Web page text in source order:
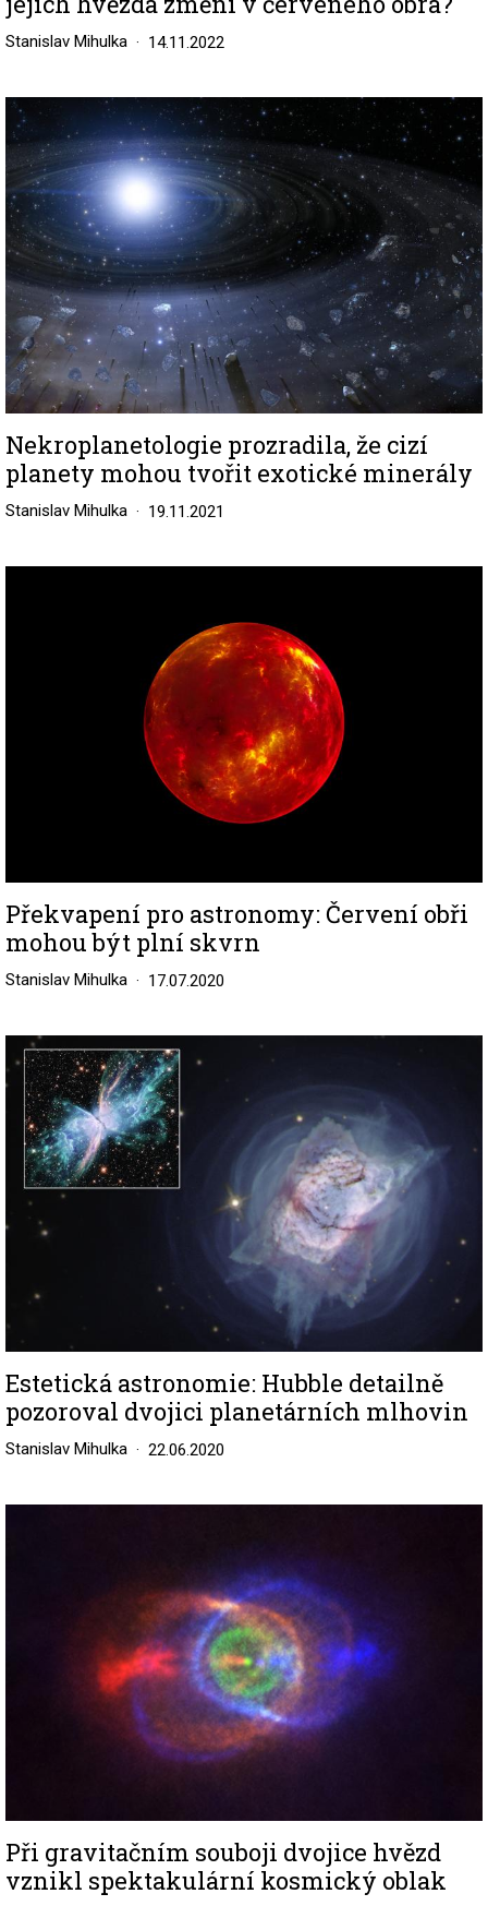
Stanislav Mihulka 14.11.2022
Image
Nekroplanetologie prozradila, že cizí
planety mohou tvořit exotické minerály
Stanislav Mihulka 19.11.2021
Překvapení pro astronomy: Červení obři
mohou být plní skvrn
Stanislav Mihulka 17.07.2020
Image
Estetická astronomie: Hubble detailně
pozoroval dvojici planetárních mlhovin
Stanislav Mihulka 22.06.2020
Při gravitačním souboji dvojice hvězd
vznikl spektakulární kosmický oblak